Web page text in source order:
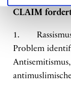
CLAIM
1. Rassismus
Problem